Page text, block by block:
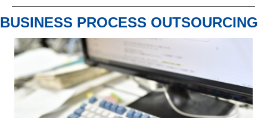
BUSINESS PROCESS OUTSOURCING